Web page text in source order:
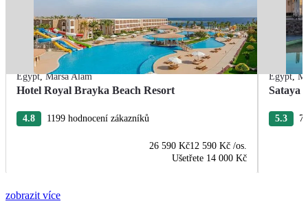
Egypt,Marsa Alam
Hotel Royal Brayka Beach Resort
4.8 1199 hodnocení zákazníků
26 590 Kč12 590 Kč /os.
Ušetřete 14 000 Kč
Egypt,
Sataya
5.3
zobrazit více